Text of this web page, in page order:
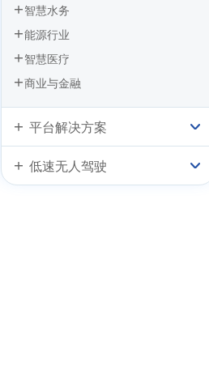
智慧水务
能源行业
智慧医疗
商业与金融
平台解决方案
低速无人驾驶
照明无法监测数据，